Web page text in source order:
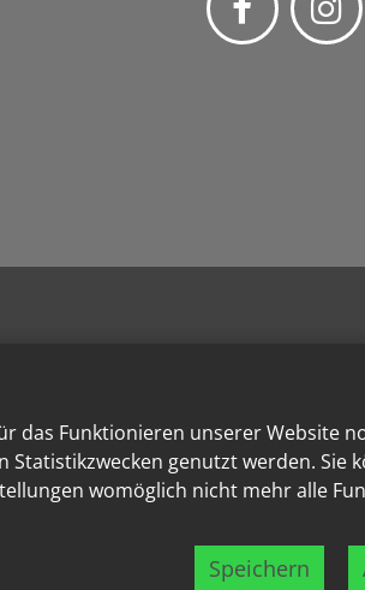
das Funktionieren unserer Website
genutzt werden. Sie
womöglich nicht mehr alle
Speichern